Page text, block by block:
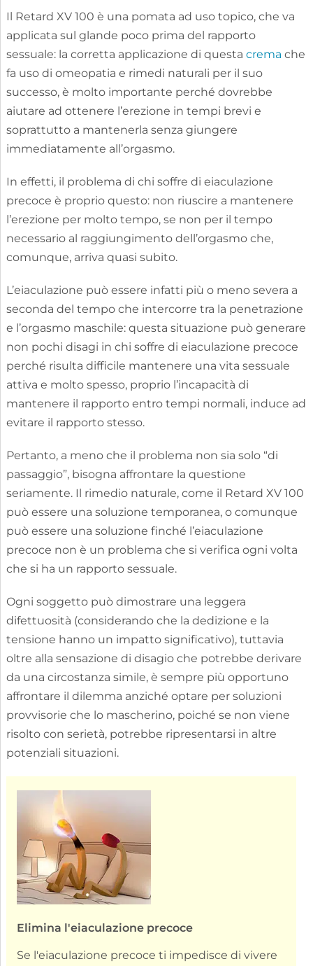
Il Retard XV 100 è una pomata ad uso topico, che va
applicata sul glande poco prima del rapporto
sessuale: la corretta applicazione di questa crema che
fa uso di omeopatia e rimedi naturali per il suo
successo, è molto importante perché dovrebbe
aiutare ad ottenere l’erezione in tempi brevi e
soprattutto a mantenerla senza giungere
immediatamente all’orgasmo.
In effetti, il problema di chi soffre di eiaculazione
precoce è proprio questo: non riuscire a mantenere
l’erezione per molto tempo, se non per il tempo
necessario al raggiungimento dell’orgasmo che,
comunque, arriva quasi subito.
L’eiaculazione può essere infatti più o meno severa a
seconda del tempo che intercorre tra la penetrazione
e l’orgasmo maschile: questa situazione può generare
non pochi disagi in chi soffre di eiaculazione precoce
perché risulta difficile mantenere una vita sessuale
attiva e molto spesso, proprio l’incapacità di
mantenere il rapporto entro tempi normali, induce ad
evitare il rapporto stesso.
Pertanto, a meno che il problema non sia solo “di
passaggio”, bisogna affrontare la questione
seriamente. Il rimedio naturale, come il Retard XV 100
può essere una soluzione temporanea, o comunque
può essere una soluzione finché l’eiaculazione
precoce non è un problema che si verifica ogni volta
che si ha un rapporto sessuale.
Ogni soggetto può dimostrare una leggera
difettuosità (considerando che la dedizione e la
tensione hanno un impatto significativo), tuttavia
oltre alla sensazione di disagio che potrebbe derivare
da una circostanza simile, è sempre più opportuno
affrontare il dilemma anziché optare per soluzioni
provvisorie che lo mascherino, poiché se non viene
risolto con serietà, potrebbe ripresentarsi in altre
potenziali situazioni.
Elimina l'eiaculazione precoce
Se l'eiaculazione precoce ti impedisce di vivere